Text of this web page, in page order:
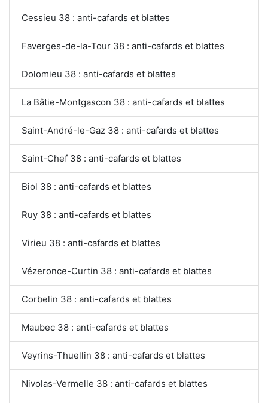
Cessieu 38 : anti-cafards et blattes
Faverges-de-la-Tour 38 : anti-cafards et blattes
Dolomieu 38 : anti-cafards et blattes
La Bâtie-Montgascon 38 : anti-cafards et blattes
Saint-André-le-Gaz 38 : anti-cafards et blattes
Saint-Chef 38 : anti-cafards et blattes
Biol 38 : anti-cafards et blattes
Ruy 38 : anti-cafards et blattes
Virieu 38 : anti-cafards et blattes
Vézeronce-Curtin 38 : anti-cafards et blattes
Corbelin 38 : anti-cafards et blattes
Maubec 38 : anti-cafards et blattes
Veyrins-Thuellin 38 : anti-cafards et blattes
Nivolas-Vermelle 38 : anti-cafards et blattes